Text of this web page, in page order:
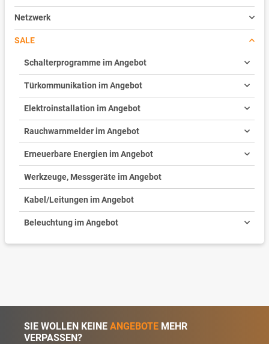
Netzwerk
SALE
Schalterprogramme im Angebot
Türkommunikation im Angebot
Elektroinstallation im Angebot
Rauchwarnmelder im Angebot
Erneuerbare Energien im Angebot
Werkzeuge, Messgeräte im Angebot
Kabel/Leitungen im Angebot
Beleuchtung im Angebot
SIE WOLLEN KEINE ANGEBOTE MEHR
VERPASSEN?